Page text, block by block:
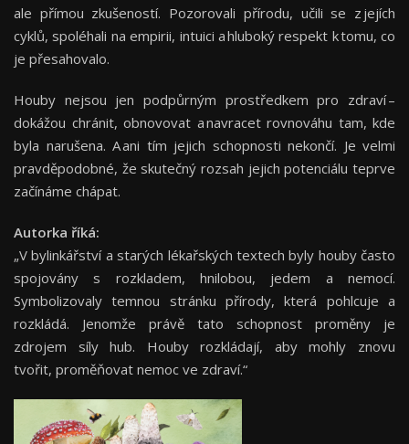
ale přímou zkušeností. Pozorovali přírodu, učili se z jejích
cyklů, spoléhali na empirii, intuici a hluboký respekt k tomu, co
je přesahovalo.
Houby nejsou jen podpůrným prostředkem pro zdraví –
dokážou chránit, obnovovat a navracet rovnováhu tam, kde
byla narušena. A ani tím jejich schopnosti nekončí. Je velmi
pravděpodobné, že skutečný rozsah jejich potenciálu teprve
začínáme chápat.
Autorka říká:
„V bylinkářství a starých lékařských textech byly houby často
spojovány s rozkladem, hnilobou, jedem a nemocí.
Symbolizovaly temnou stránku přírody, která pohlcuje a
rozkládá. Jenomže právě tato schopnost proměny je
zdrojem síly hub. Houby rozkládají, aby mohly znovu
tvořit, proměňovat nemoc ve zdraví.“